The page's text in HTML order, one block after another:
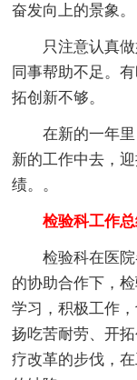
奋发向上的景象。
只注意认真做
同事帮助不足。
拓创新不够。
在新的一年里
新的工作中去，
绩。。
检验科工作总
检验科在医院
的协助合作下，
学习，积极工作
扬吃苦耐劳、开
疗改革的步伐，